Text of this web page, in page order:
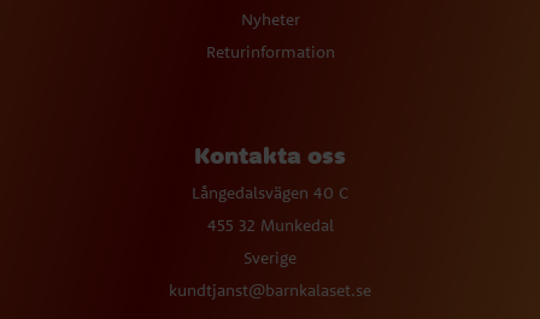
Nyheter
Returinformation
Kontakta oss
Långedalsvägen 40 C
455 32 Munkedal
Sverige
kundtjanst@barnkalaset.se